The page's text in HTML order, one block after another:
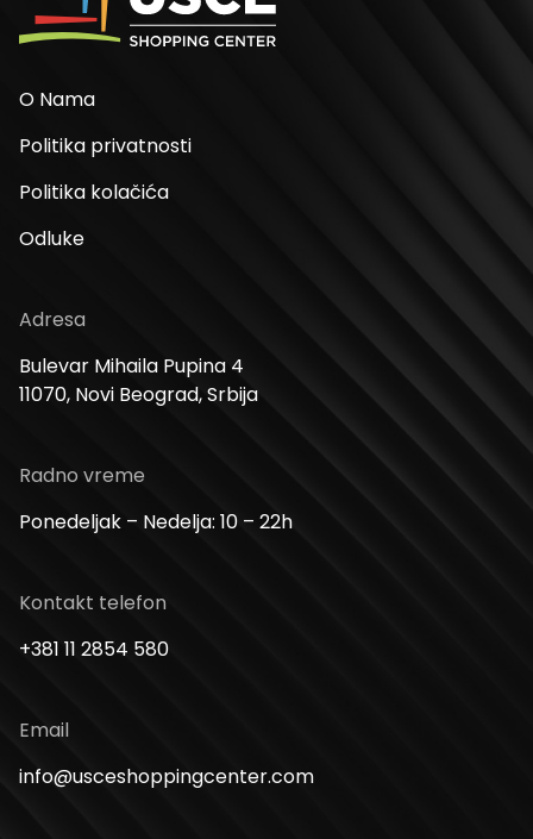
O Nama
Politika privatnosti
Politika kolačića
Odluke
Adresa
Bulevar Mihaila Pupina 4
11070, Novi Beograd, Srbija
Radno vreme
Ponedeljak – Nedelja: 10 – 22h
Kontakt telefon
+381 11 2854 580
Email
info@usceshoppingcenter.com